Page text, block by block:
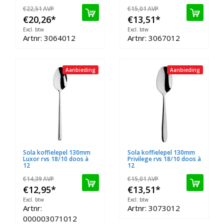
€22,51AVP
€20,26*
Excl. btw
Artnr: 3064012
€15,01AVP
€13,51*
Excl. btw
Artnr: 3067012
Aanbieding
Sola koffielepel 130mm
Luxor rvs 18/10 doos à
12
€14,39AVP
€12,95*
Excl. btw
Artnr:
000003071012
Aanbieding
Sola koffielepel 130mm
Privilege rvs 18/10 doos à
12
€15,01AVP
€13,51*
Excl. btw
Artnr: 3073012